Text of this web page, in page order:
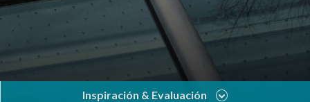
Inspiración & Evaluación